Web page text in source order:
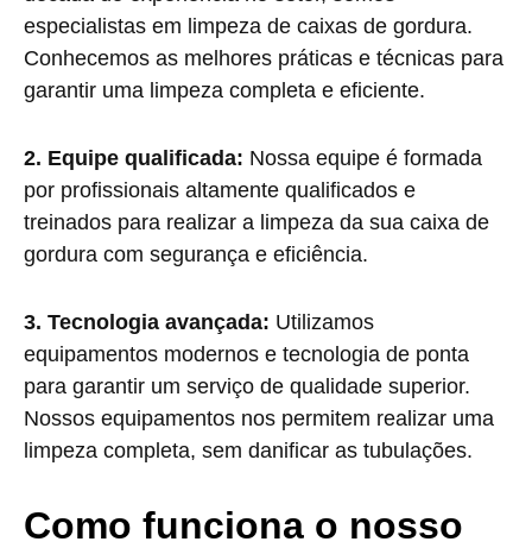
especialistas em limpeza de caixas de gordura.
Conhecemos as melhores práticas e técnicas para
garantir uma limpeza completa e eficiente.
2. Equipe qualificada: Nossa equipe é formada
por profissionais altamente qualificados e
treinados para realizar a limpeza da sua caixa de
gordura com segurança e eficiência.
3. Tecnologia avançada: Utilizamos
equipamentos modernos e tecnologia de ponta
para garantir um serviço de qualidade superior.
Nossos equipamentos nos permitem realizar uma
limpeza completa, sem danificar as tubulações.
Como funciona o nosso